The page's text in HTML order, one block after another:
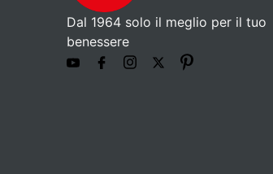
Dal 1964 solo il meglio per il tuo
benessere